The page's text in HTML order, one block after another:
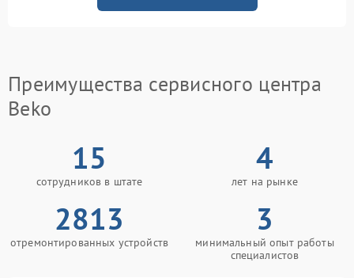
Преимущества сервисного центра
Beko
15
сотрудников в штате
4
лет на рынке
2813
отремонтированных устройств
3
минимальный опыт работы
специалистов